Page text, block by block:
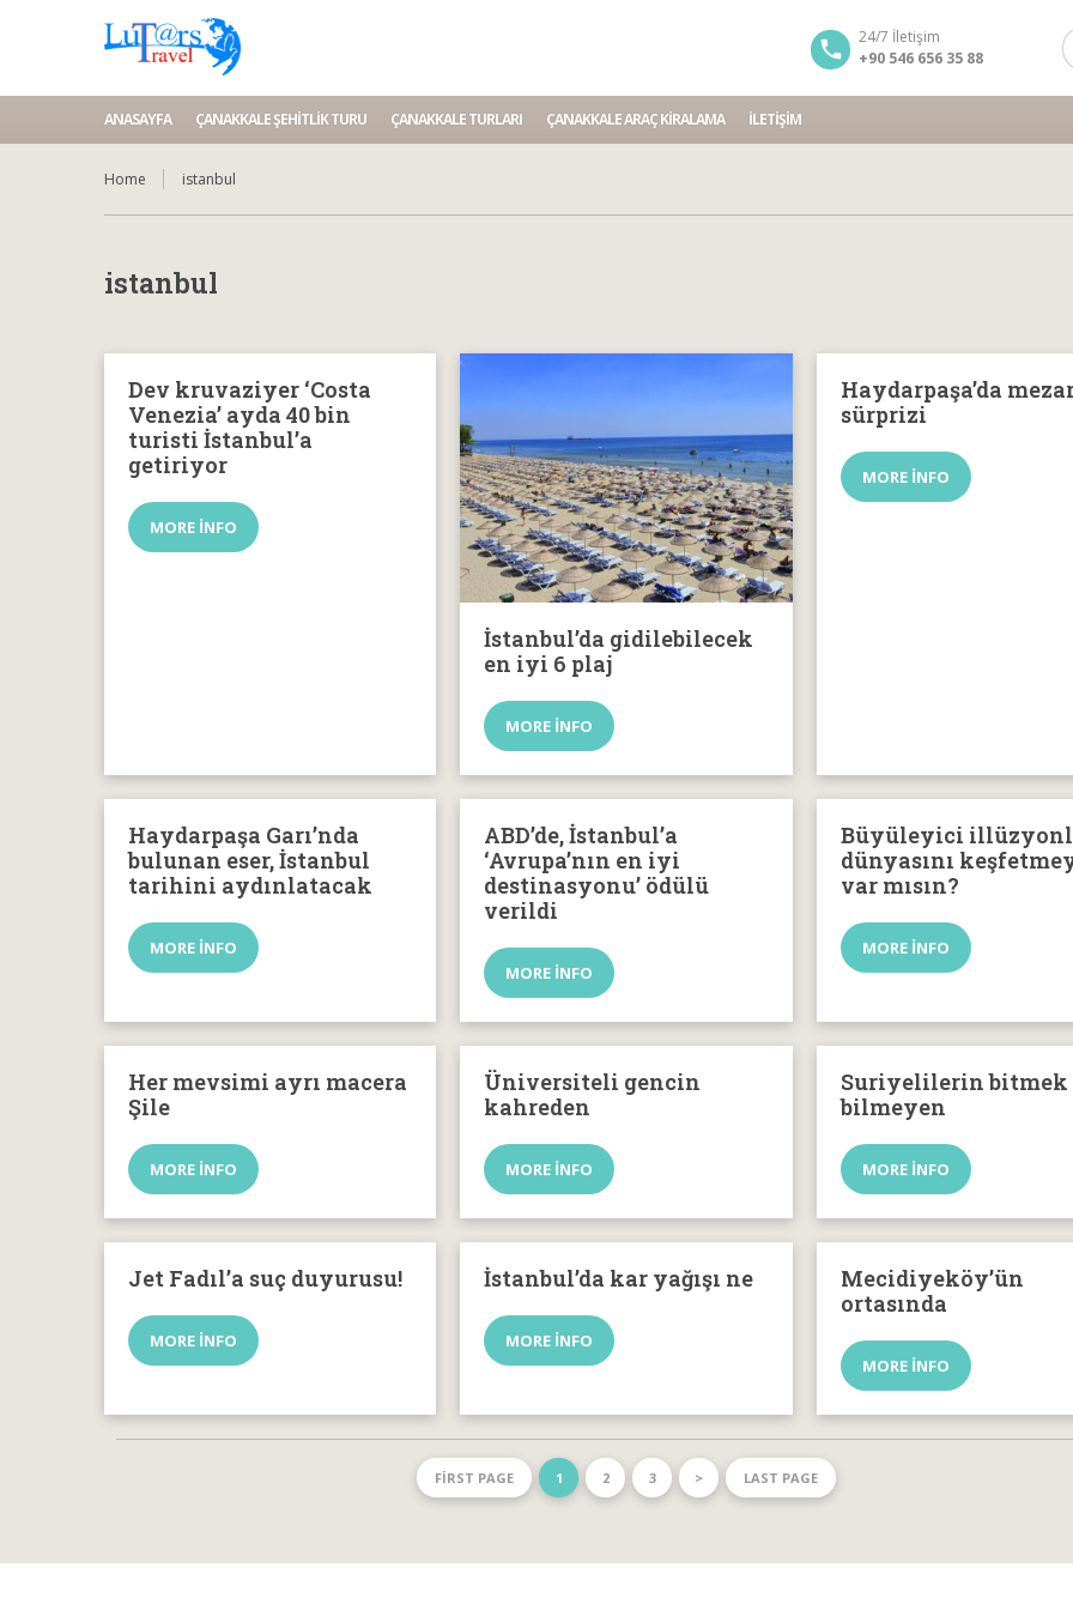
24/7 İletişim
+90 546 656 35 88
ANASAYFA ÇANAKKALE ŞEHITLIK TURU ÇANAKKALE TURLARI ÇANAKKALE ARAÇ KIRALAMA İLETIŞIM
Home istanbul
istanbul
Dev kruvaziyer ‘Costa
Venezia’ ayda 40 bin
turisti İstanbul’a
getiriyor
MORE INFO
İstanbul’da gidilebilecek
en iyi 6 plaj
MORE INFO
Haydarpaşa’da
sürprizi
MORE INFO
Haydarpaşa Garı’nda
bulunan eser, İstanbul
tarihini aydınlatacak
MORE INFO
ABD’de, İstanbul’a
‘Avrupa’nın en iyi
destinasyonu’ ödülü
verildi
MORE INFO
Büyüleyici
dünyasını
var mısın?
MORE INFO
Her mevsimi ayrı macera
Şile
MORE INFO
Üniversiteli gencin
kahreden
MORE INFO
Suriyelilerin bitmek
bilmeyen
MORE INFO
Jet Fadıl’a suç duyurusu!
MORE INFO
İstanbul’da kar yağışı ne
MORE INFO
Mecidiyeköy’ün
ortasında
MORE INFO
FIRST PAGE 1 2 3 > LAST PAGE